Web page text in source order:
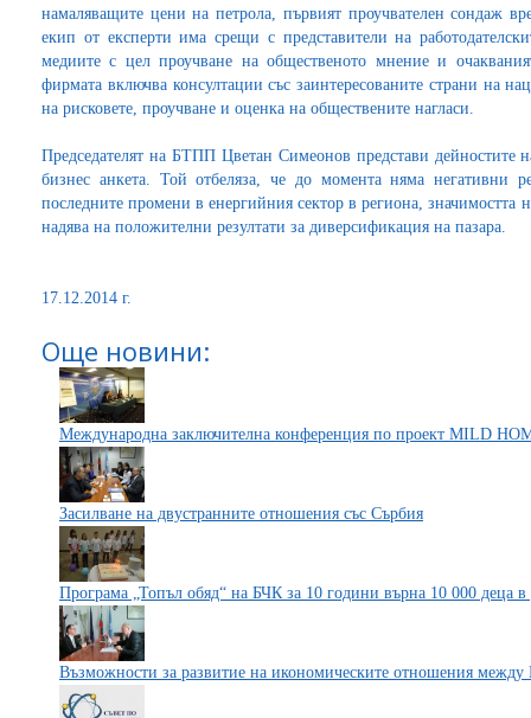
намаляващите цени на петрола, първият проучвателен сондаж
екип от експерти има срещи с представители на
медиите с цел проучване на общественото мнение и
фирмата включва консултации със заинтересованите страни на
на рисковете, проучване и оценка на обществените нагласи.
Председателят на БТПП Цветан Симеонов представи
бизнес анкета. Той отбеляза, че до момента няма негативни
последните промени в енергийния сектор в региона, значимостта
надява на положителни резултати за диверсификация на пазара.
17.12.2014 г.
Още новини:
Mеждународна заключителна конференция по проект MILD
Засилване на двустранните отношения със Сърбия
Програма „Топъл обяд“ на БЧК за 10 години върна 10 000 деца
Възможности за развитие на икономическите отношения